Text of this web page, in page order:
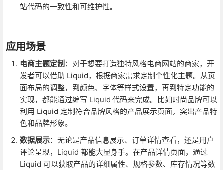
站代码的一致性和可维护性。
应用场景
电商主题定制 ：对于想要打造独特风格电商网站的商家，开
发者可以借助 Liquid，根据商家需求定制个性化主题。从页
面布局的调整，到颜色、字体等样式设置，再到特定功能的
实现，都能通过编写 Liquid 代码来完成。比如时尚品牌可以
利用 Liquid 定制符合品牌风格的产品展示页面，突出产品特
色和品牌形象。
数据展示：无论是产品信息展示、订单详情查看，还是用户
评论呈现，Liquid 都能大显身手。在产品详情页面，通过
Liquid 可以获取产品的详细属性、规格参数、库存情况等数